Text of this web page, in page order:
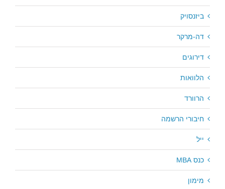
ביזנסויק
דה-מרקר
דירוגים
הלוואות
הרוורד
חיבורי הרשמה
ייל
כנס MBA
מימון